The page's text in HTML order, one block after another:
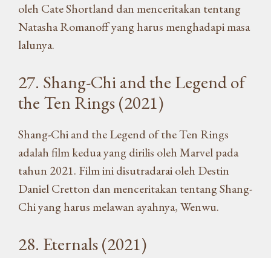
oleh Cate Shortland dan menceritakan tentang
Natasha Romanoff yang harus menghadapi masa
lalunya.
27. Shang-Chi and the Legend of
the Ten Rings (2021)
Shang-Chi and the Legend of the Ten Rings
adalah film kedua yang dirilis oleh Marvel pada
tahun 2021. Film ini disutradarai oleh Destin
Daniel Cretton dan menceritakan tentang Shang-
Chi yang harus melawan ayahnya, Wenwu.
28. Eternals (2021)